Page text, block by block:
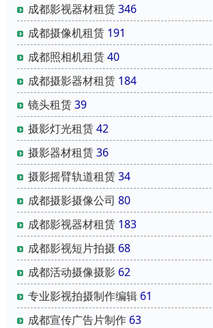
成都影视器材租赁346
成都摄像机租赁 191
成都照相机租赁40
成都摄影器材租赁 184
镜头租赁39
摄影灯光租赁42
摄影器材租赁36
摄影摇臂轨道租赁34
成都摄影摄像公司 80
成都影视器材租赁 183
成都影视短片拍摄 68
成都活动摄像摄影 62
专业影视拍摄制作编辑 61
成都宣传广告片制作 63